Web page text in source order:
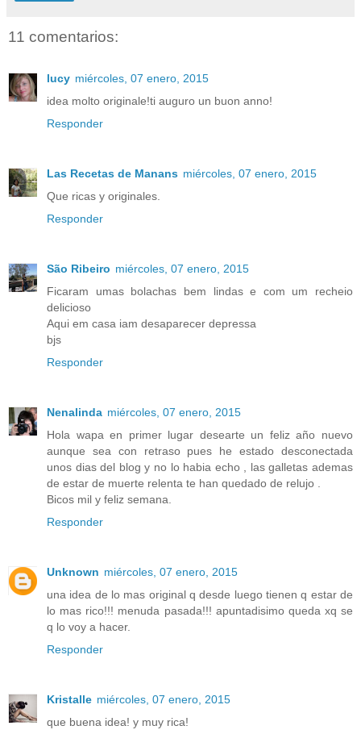
11 comentarios:
lucy miércoles, 07 enero, 2015
idea molto originale!ti auguro un buon anno!
Responder
Las Recetas de Manans miércoles, 07 enero, 2015
Que ricas y originales.
Responder
São Ribeiro miércoles, 07 enero, 2015
Ficaram umas bolachas bem lindas e com um recheio
delicioso
Aqui em casa iam desaparecer depressa
bjs
Responder
Nenalinda miércoles, 07 enero, 2015
Hola wapa en primer lugar desearte un feliz año nuevo
aunque sea con retraso pues he estado desconectada
unos dias del blog y no lo habia echo , las galletas ademas
de estar de muerte relenta te han quedado de relujo .
Bicos mil y feliz semana.
Responder
Unknown miércoles, 07 enero, 2015
una idea de lo mas original q desde luego tienen q estar de
lo mas rico!!! menuda pasada!!! apuntadisimo queda xq se
q lo voy a hacer.
Responder
Kristalle miércoles, 07 enero, 2015
que buena idea! y muy rica!